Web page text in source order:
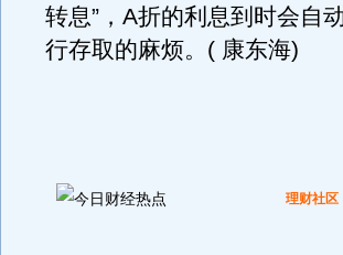
转息”，A折的利息到时会自
行存取的麻烦。( 康东海)
理财社区